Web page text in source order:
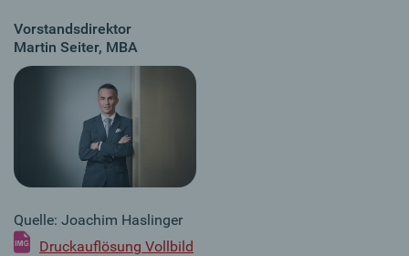
Vorstandsdirektor
Martin Seiter, MBA
Quelle: Joachim Haslinger
Druckauflösung Vollbild